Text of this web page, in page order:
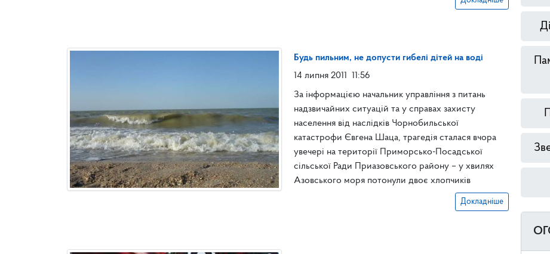
Будь пильним, не допусти гибелі дітей на воді
14 липня 2011
11:56
За інформацією начальник управління з питань
надзвичайних ситуацій та у справах захисту
населення від наслідків Чорнобильської
катастрофи Євгена Шаца, трагедія сталася вчора
увечері на території Приморсько-Посадської
сільської Ради Приазовського району – у хвилях
Азовського моря потонули двоє хлопчиків
Докладніше